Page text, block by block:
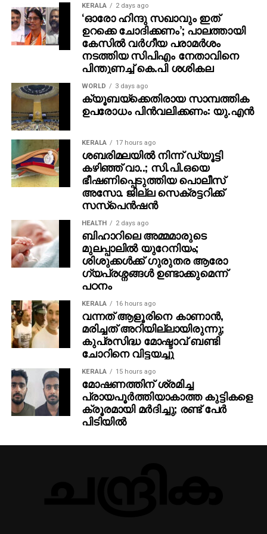
ഗ്ലോബല്‍ ബിസിനസ് ഹബ്ബായി അബുദാബി
മാറുകയാണെന്ന് ലുലു ഗ്രൂപ്പ് ചെയര്‍മാന്‍ എം.എ
യൂസഫലി ഇന്‍വെസ്റ്റ്‌മെന്റ് ഫോറത്തിലെ സമാപന
പ്രസംഗത്തില്‍ ചൂണ്ടികാട്ടി. ഇന്ത്യയും യുഎഇയും
തമ്മില്‍ മികച്ച സാമ്പത്തിക സഹകരണമാണ് ഉള്ളത്.
ഇരുരാജ്യങ്ങളിലെയും കമ്പനികള്‍ക്ക് കൂടുതല്‍ വിപണി
സാധ്യതയാണുള്ളത്. മികച്ച നിക്ഷേപ പിന്തുണയാണ്
ഭരണനേതൃത്വങ്ങള്‍ നല്‍കി വരുന്നതെന്നും കൂടുതല്‍
നിക്ഷേപ പദ്ധതികള്‍ യാഥാര്‍ത്ഥ്യമാകണമെന്നും
അദ്ദേഹം അഭിപ്രായപ്പെട്ടു.
ഇരുരാജ്യങ്ങളും തമ്മില്‍ നിക്ഷേപ പദ്ധതികള്‍
വിപുലമാക്കുന്നതിന് വേഗത പകരുന്ന കരാറുകളില്‍
ഇന്ത്യയിലെയും യുഎഇയിലെയും മുന്‍നിര
കമ്പനികള്‍ ഒപ്പുവച്ചു. ഭക്ഷ്യസംസ്‌കരണം, ഫാഷന്‍,
ഇലക്ട്രോണിക്‌സ്, ഐടി, ആര്‍ട്ടിഫിഷ്യല്‍
ഇന്റലിജന്‍സ്, നിര്‍മ്മാണ മേഖല, ഊര്‍ജ്ജം, ക്ലീന്‍
എനര്‍ജി, ബയോടെക്‌നോളജി തുടങ്ങി
വിവിധരംഗങ്ങളില്‍ മികച്ച നിക്ഷേപങ്ങള്‍ക്ക്
ധാരണയായി.
KERALA 2 days ago
‘ഓരോ ഹിന്ദു സഖാവും ഇത്
ഉറക്കെ ചോദിക്കണം’; പാലത്തായി
കേസിൽ വർഗീയ പരാമർശം
നടത്തിയ സിപിഎം നേതാവിനെ
പിന്തുണച്ച് കെ.പി ശശികല
WORLD 3 days ago
ക്യൂബയ്ക്കെതിരായ സാമ്പത്തിക
ഉപരോധം പിന്‍വലിക്കണം: യു.എന്‍
KERALA 17 hours ago
ശബരിമലയില്‍ നിന്ന് ഡ്യൂട്ടി
കഴിഞ്ഞ് വാ..; സി.പി.ഒയെ
ഭീഷണിപ്പെടുത്തിയ പൊലീസ്
അസോ. ജില്ല സെക്രട്ടറിക്ക്
സസ്‌പെന്‍ഷന്‍
HEALTH 2 days ago
ബിഹാറിലെ അമ്മമാരുടെ
മുലപ്പാലിൽ യുറേനിയം;
ശിശുക്കൾക്ക് ​ഗുരുതര ആരോ​
ഗ്യപ്രശ്നങ്ങൾ ഉണ്ടാക്കുമെന്ന്
പഠനം
KERALA 16 hours ago
വന്നത് ആളൂരിനെ കാണാന്‍,
മരിച്ചത് അറിയില്ലായിരുന്നു;
കുപ്രസിദ്ധ മോഷ്ടാവ് ബണ്ടി
ചോറിനെ വിട്ടയച്ചു
KERALA 15 hours ago
മോഷണത്തിന് ശ്രമിച്ച
പ്രായപൂര്‍ത്തിയാകാത്ത കുട്ടികളെ
ക്രൂരമായി മര്‍ദിച്ചു; രണ്ട് പേര്‍
പിടിയില്‍